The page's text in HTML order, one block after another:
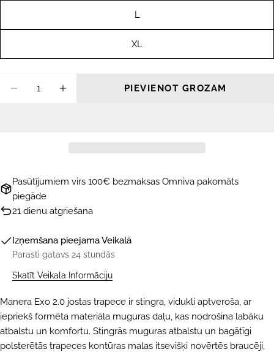
L
XL
PIEVIENOT GROZAM
Pasūtījumiem virs 100€ bezmaksas Omniva pakomāts
piegāde
21 dienu atgriešana
Izņemšana pieejamaVeikalā
Parasti gatavs 24 stundās
Skatīt Veikala Informāciju
Manera Exo 2.0 jostas trapece ir stingra, vidukli aptveroša, ar
iepriekš formēta materiāla muguras daļu, kas nodrošina labāku
atbalstu un komfortu. Stingrās muguras atbalstu un bagātīgi
polsterētās trapeces kontūras malas itsevišķi novērtēs braucēji,